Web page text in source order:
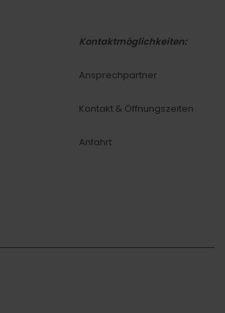
Kontaktmöglichkeiten:
Ansprechpartner
Kontakt & Öffnungszeiten
Anfahrt